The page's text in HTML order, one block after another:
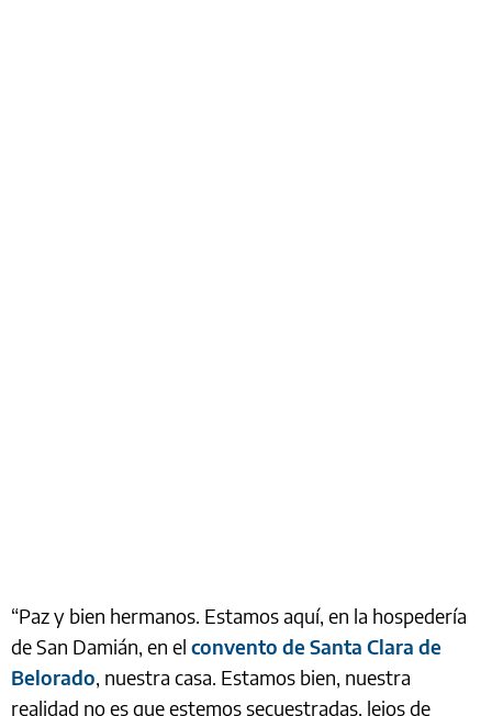
“Paz y bien hermanos. Estamos aquí, en la hospedería
de San Damián, en el convento de Santa Clara de
Belorado, nuestra casa. Estamos bien, nuestra
realidad no es que estemos secuestradas, lejos de